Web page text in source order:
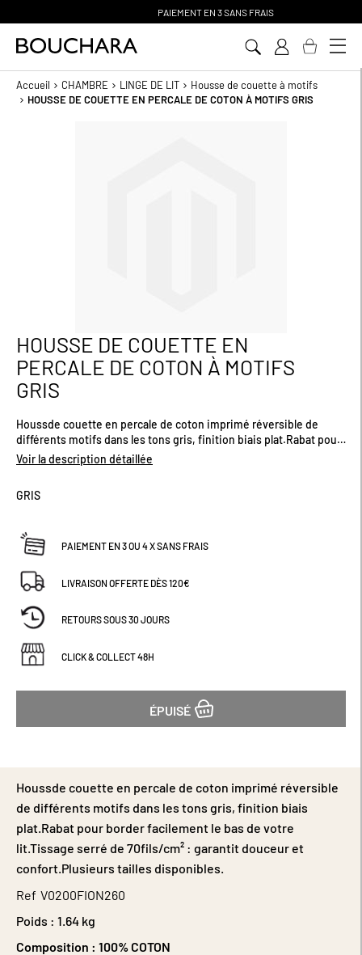
PAIEMENT EN 3 SANS FRAIS
Accueil CHAMBRE LINGE DE LIT
Housse de couette à motifs
HOUSSE DE COUETTE EN PERCALE DE COTON À MOTIFS GRIS
Passer
au
début
de
la
Galerie
d’images
HOUSSE DE COUETTE EN
PERCALE DE COTON À MOTIFS
GRIS
Houssde couette en percale de coton imprimé réversible de
différents motifs dans les tons gris, finition biais plat.Rabat pour
border facilement le bas de votre lit.Tissage serré de 70fils/cm² :
garantit douceur et confort.Plusieurs tailles disponibles.
Voir la description détaillée
GRIS
PAIEMENT EN 3 OU 4 X SANS FRAIS
LIVRAISON OFFERTE DÈS 120€
RETOURS SOUS 30 JOURS
CLICK & COLLECT 48H
ÉPUISÉ
Houssde couette en percale de coton imprimé réversible
de différents motifs dans les tons gris, finition biais
plat.Rabat pour border facilement le bas de votre
lit.Tissage serré de 70fils/cm² : garantit douceur et
confort.Plusieurs tailles disponibles.
Ref V0200FION260
Poids : 1.64 kg
Composition : 100% COTON